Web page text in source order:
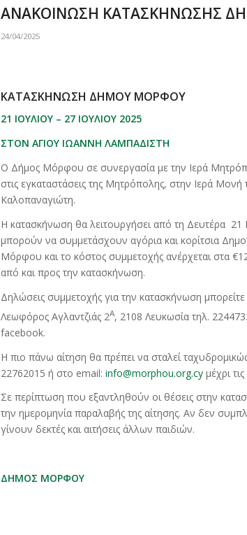
ΑΝΑΚΟΙΝΩΣΗ ΚΑΤΑΣΚΗΝΩΣΗΣ
24/04/2025
ΚΑΤΑΣΚΗΝΩΣΗ ΔΗΜΟΥ ΜΟΡΦΟΥ
21 ΙΟΥΛΙΟΥ – 27 ΙΟΥΛΙΟΥ 2025
ΣΤΟΝ ΑΓΙΟΥ ΙΩΑΝΝΗ ΛΑΜΠΑΔΙΣΤΗ
Ο Δήμος Μόρφου σε συνεργασία με την Ιερά
στις εγκαταστάσεις της Μητρόπολης, στην Ιερά
Καλοπαναγιώτη.
Η κατασκήνωση θα λειτουργήσει από τη Δευτέρα 21
μπορούν να συμμετάσχουν αγόρια και κορίτσια
Μόρφου και το κόστος συμμετοχής ανέρχεται στα
από και προς την κατασκήνωση.
Δηλώσεις συμμετοχής για την κατασκήνωση
Λεωφόρος Αγλαντζιάς 2Α, 2108 Λευκωσία τηλ.
facebook.
Η πιο πάνω αίτηση θα πρέπει να σταλεί
22762015 ή στο email: info@morphou.org.cy μέχρι
Σε περίπτωση που εξαντληθούν οι θέσεις στην
την ημερομηνία παραλαβής της αίτησης. Αν δεν
γίνουν δεκτές και αιτήσεις άλλων παιδιών.
ΔΗΜΟΣ ΜΟΡΦΟΥ